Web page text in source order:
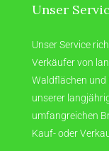
Unser
Unser Service
Verkäufer von
Waldflächen und
unserer
umfangreichen
Kauf- oder